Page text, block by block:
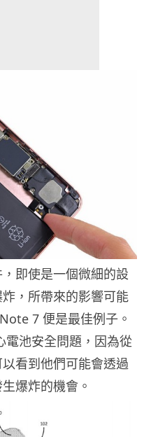
即使是一個微細的設
，所帶來的影響可能
7 便是最佳例子。
池安全問題，因為從
看到他們可能會透過
爆炸的機會。